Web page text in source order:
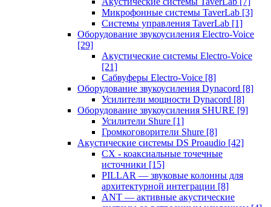
Микрофонные системы TaverLab [3]
Системы управления TaverLab [1]
Оборудование звукоусиления Electro-Voice
[29]
Акустические системы Electro-Voice
[21]
Сабвуферы Electro-Voice [8]
Оборудование звукоусиления Dynacord [8]
Усилители мощности Dynacord [8]
Оборудование звукоусиления SHURE [9]
Усилители Shure [1]
Громкоговорители Shure [8]
Акустические системы DS Proaudio [42]
CX - коаксиальные точечные
источники [15]
PILLAR — звуковые колонны для
архитектурной интеграции [8]
ANT — активные акустические